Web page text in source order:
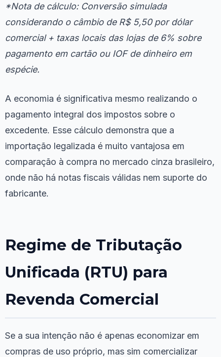
*Nota de cálculo: Conversão simulada
considerando o câmbio de R$ 5,50 por dólar
comercial + taxas locais das lojas de 6% sobre
pagamento em cartão ou IOF de dinheiro em
espécie.
A economia é significativa mesmo realizando o
pagamento integral dos impostos sobre o
excedente. Esse cálculo demonstra que a
importação legalizada é muito vantajosa em
comparação à compra no mercado cinza brasileiro,
onde não há notas fiscais válidas nem suporte do
fabricante.
Regime de Tributação
Unificada (RTU) para
Revenda Comercial
Se a sua intenção não é apenas economizar em
compras de uso próprio, mas sim comercializar